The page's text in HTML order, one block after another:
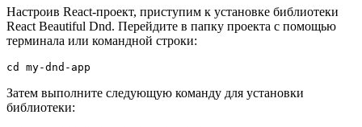
Настроив React-проект, приступим к установке библиотеки
React Beautiful Dnd. Перейдите в папку проекта с помощью
терминала или командной строки:
cd my-dnd-app
Затем выполните следующую команду для установки
библиотеки: